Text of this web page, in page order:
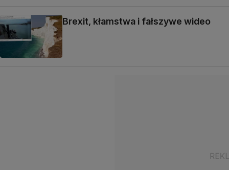
Brexit, kłamstwa i fałszywe wideo